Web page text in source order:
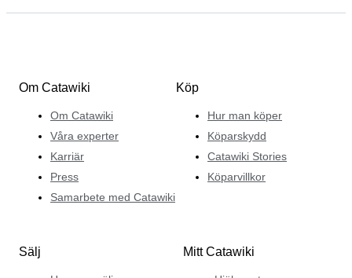
Om Catawiki
Om Catawiki
Våra experter
Karriär
Press
Samarbete med Catawiki
Köp
Hur man köper
Köparskydd
Catawiki Stories
Köparvillkor
Sälj Mitt Catawiki